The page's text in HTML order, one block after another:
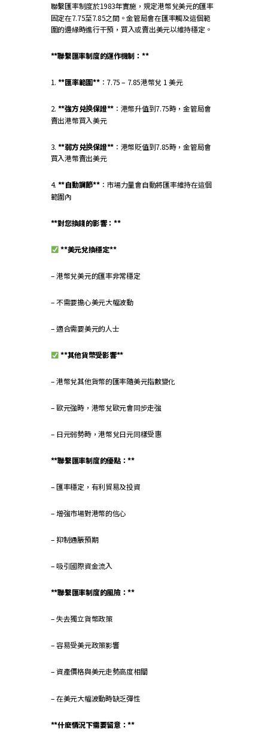
聯繫匯率制度於1983年實施，規定港幣兌美元的匯率
固定在7.75至7.85之間。金管局會在匯率觸及這個範
圍的邊緣時進行干預，買入或賣出美元以維持穩定。
**聯繫匯率制度的運作機制：**
1. **匯率範圍**：7.75 – 7.85港幣兌 1 美元
2. **強方兑换保證** ：港幣升值到7.75時，金管局會
賣出港幣買入美元
3. **弱方兑换保證** ：港幣貶值到7.85時，金管局會
買入港幣賣出美元
4. **自動調節**：市場力量會自動將匯率維持在這個
範圍內
**對您換錢的影響：**
**美元兌換穩定**
– 港幣兌美元的匯率非常穩定
– 不需要擔心美元大幅波動
– 適合需要美元的人士
**其他貨幣受影響**
– 港幣兌其他貨幣的匯率隨美元指數變化
– 歐元強時，港幣兌歐元會同步走強
– 日元弱勢時，港幣兌日元同樣受惠
**聯繫匯率制度的優點：**
– 匯率穩定，有利貿易及投資
– 增強市場對港幣的信心
– 抑制通脹預期
– 吸引國際資金流入
**聯繫匯率制度的風險：**
– 失去獨立貨幣政策
– 容易受美元政策影響
– 資產價格與美元走勢高度相關
– 在美元大幅波動時缺乏彈性
**什麼情況下需要留意：**